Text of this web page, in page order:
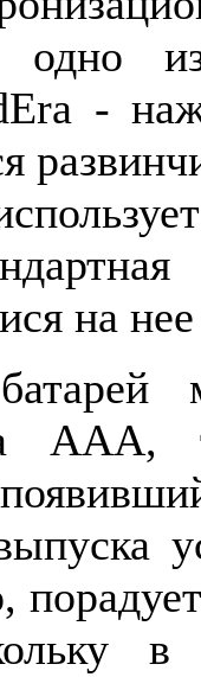
из
-
на
AAA,
в